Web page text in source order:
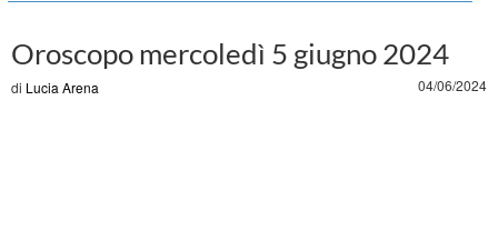
Oroscopo mercoledì 5 giugno 2024
di Lucia Arena 04/06/2024